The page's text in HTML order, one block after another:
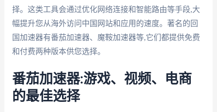
择。这类工具会通过优化网络连接和智能路由等手段,大
幅提升您从海外访问中国网站和应用的速度。著名的回
国加速器有番茄加速器、魔鞍加速器等,它们都提供免费
和付费两种版本供您选择。
番茄加速器:游戏、视频、电商
的最佳选择